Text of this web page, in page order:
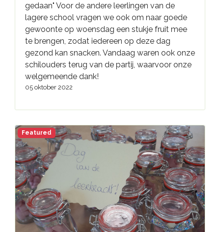
gedaan" Voor de andere leerlingen van de
lagere school vragen we ook om naar goede
gewoonte op woensdag een stukje fruit mee
te brengen, zodat iedereen op deze dag
gezond kan snacken. Vandaag waren ook onze
schilouders terug van de partij, waarvoor onze
welgemeende dank!
05 oktober 2022
Featured